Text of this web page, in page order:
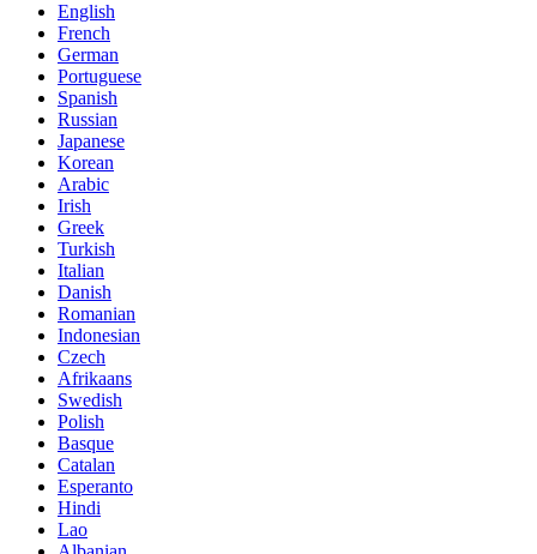
English
French
German
Portuguese
Spanish
Russian
Japanese
Korean
Arabic
Irish
Greek
Turkish
Italian
Danish
Romanian
Indonesian
Czech
Afrikaans
Swedish
Polish
Basque
Catalan
Esperanto
Hindi
Lao